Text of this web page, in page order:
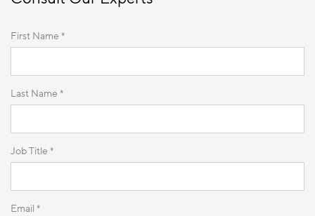
First Name *
Last Name *
Job Title *
Email *